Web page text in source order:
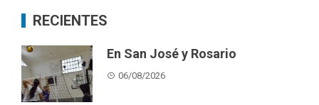
RECIENTES
En San José y Rosario
06/08/2026